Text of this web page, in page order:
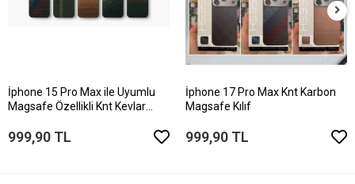
İphone 15 Pro Max ile Uyumlu
Magsafe Özellikli Knt Kevlar
999,90 TL
İphone 17 Pro Max Knt Karbon
Magsafe Kılıf
999,90 TL